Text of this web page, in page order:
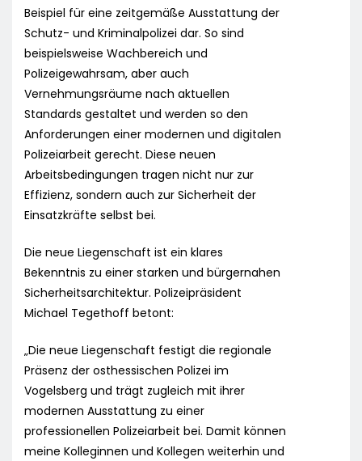
Beispiel für eine zeitgemäße Ausstattung der
Schutz- und Kriminalpolizei dar. So sind
beispielsweise Wachbereich und
Polizeigewahrsam, aber auch
Vernehmungsräume nach aktuellen
Standards gestaltet und werden so den
Anforderungen einer modernen und digitalen
Polizeiarbeit gerecht. Diese neuen
Arbeitsbedingungen tragen nicht nur zur
Effizienz, sondern auch zur Sicherheit der
Einsatzkräfte selbst bei.
Die neue Liegenschaft ist ein klares
Bekenntnis zu einer starken und bürgernahen
Sicherheitsarchitektur. Polizeipräsident
Michael Tegethoff betont:
„Die neue Liegenschaft festigt die regionale
Präsenz der osthessischen Polizei im
Vogelsberg und trägt zugleich mit ihrer
modernen Ausstattung zu einer
professionellen Polizeiarbeit bei. Damit können
meine Kolleginnen und Kollegen weiterhin und